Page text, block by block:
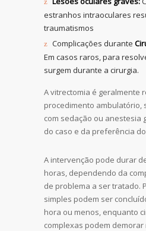
estranhos intraoculares
traumatismos
Complicações durante
Em casos raros, para
surgem durante a cirurgia.
A vitrectomia é geralmente
procedimento ambulatório,
com sedação ou anestesia
do caso e da preferência
A intervenção pode durar
horas, dependendo da
de problema a ser tratado.
simples podem ser
hora ou menos, enquanto
complexas podem demorar